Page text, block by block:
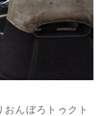
んぼろトゥクト